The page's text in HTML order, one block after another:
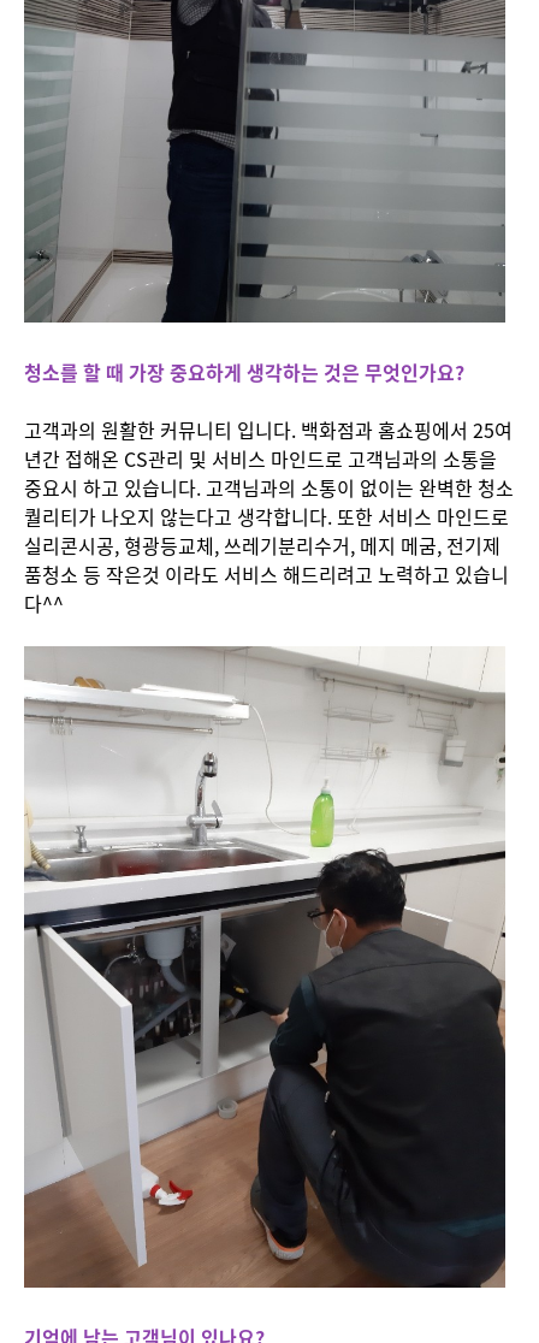
청소를 할 때 가장 중요하게 생각하는 것은 무엇인가요?
고객과의 원활한 커뮤니티 입니다. 백화점과 홈쇼핑에서 25여
년간 접해온 CS관리 및 서비스 마인드로 고객님과의 소통을
중요시 하고 있습니다. 고객님과의 소통이 없이는 완벽한 청소
퀄리티가 나오지 않는다고 생각합니다. 또한 서비스 마인드로
실리콘시공, 형광등교체, 쓰레기분리수거, 메지 메굼, 전기제
품청소 등 작은것 이라도 서비스 해드리려고 노력하고 있습니
다^^